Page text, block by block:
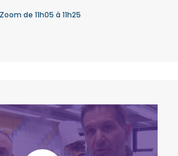
de 11h05 à 11h25